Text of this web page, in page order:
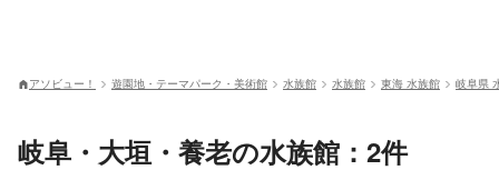
アソビュー！ 遊園地・テーマパーク・美術館 水族館 水族館 東海 水族館 岐阜県
岐阜・大垣・養老の水族館：2件